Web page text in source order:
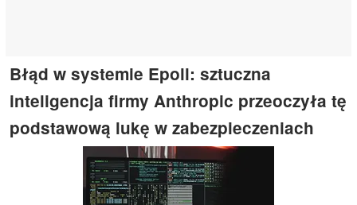
Błąd w systemie Epoll: sztuczna
inteligencja firmy Anthropic przeoczyła tę
podstawową lukę w zabezpieczeniach